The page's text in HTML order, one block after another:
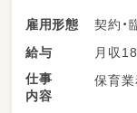
雇用形態
契約・
給与
月収
仕事
内容
保育